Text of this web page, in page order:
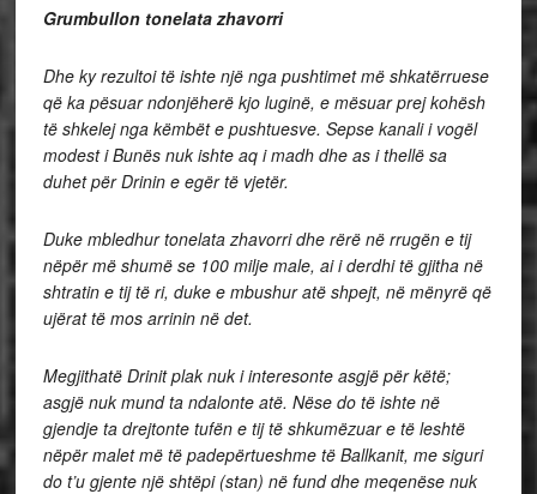
Grumbullon tonelata zhavorri
Dhe ky rezultoi të ishte një nga pushtimet më shkatërruese
që ka pësuar ndonjëherë kjo luginë, e mësuar prej kohësh
të shkelej nga këmbët e pushtuesve. Sepse kanali i vogël
modest i Bunës nuk ishte aq i madh dhe as i thellë sa
duhet për Drinin e egër të vjetër.
Duke mbledhur tonelata zhavorri dhe rërë në rrugën e tij
nëpër më shumë se 100 milje male, ai i derdhi të gjitha në
shtratin e tij të ri, duke e mbushur atë shpejt, në mënyrë që
ujërat të mos arrinin në det.
Megjithatë Drinit plak nuk i interesonte asgjë për këtë;
asgjë nuk mund ta ndalonte atë. Nëse do të ishte në
gjendje ta drejtonte tufën e tij të shkumëzuar e të leshtë
nëpër malet më të padepërtueshme të Ballkanit, me siguri
do t’u gjente një shtëpi (stan) në fund dhe meqenëse nuk